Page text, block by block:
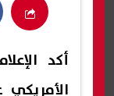
أكد
الأمريكي